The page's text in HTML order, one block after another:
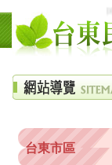
台東市區